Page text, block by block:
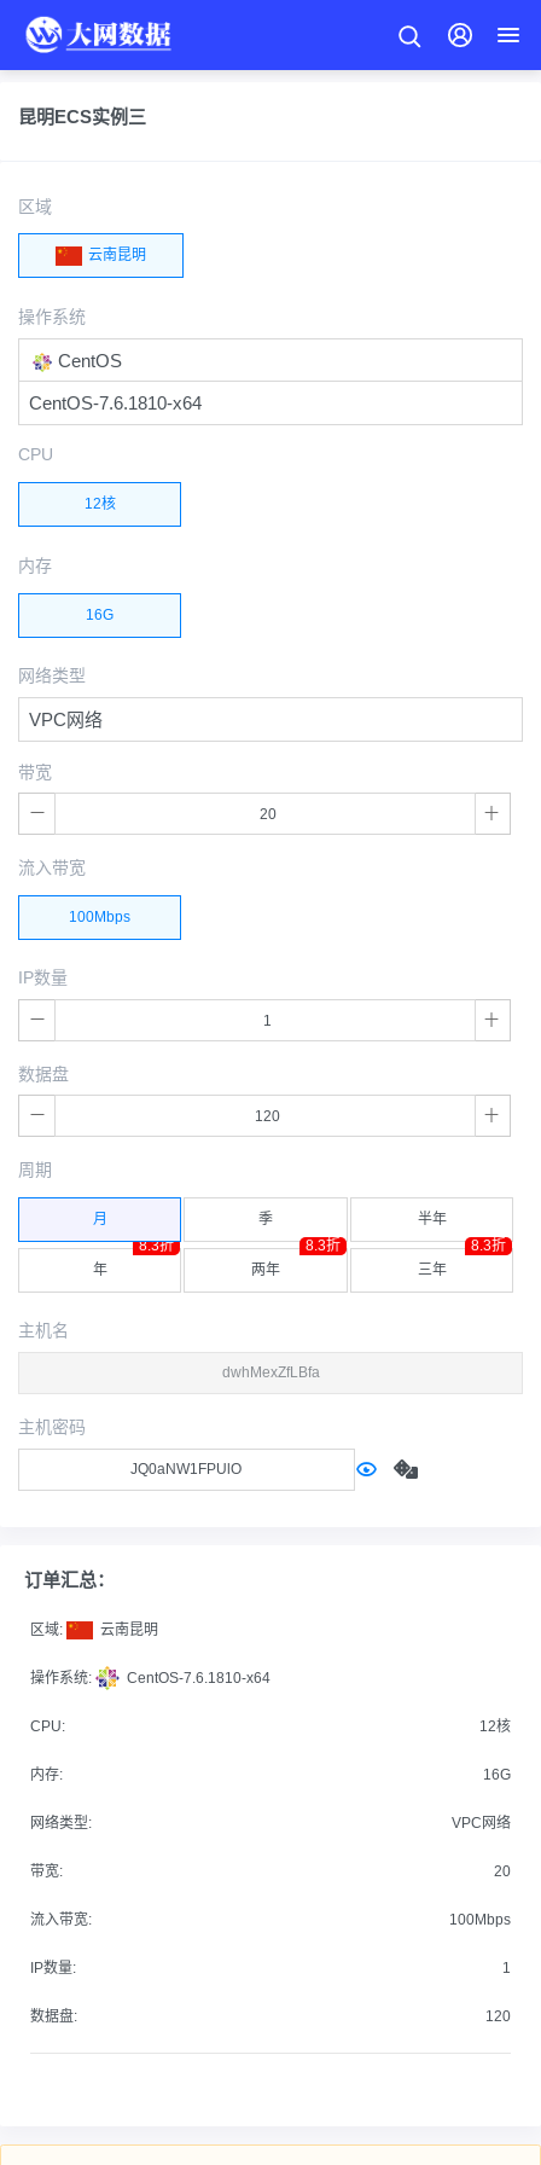
昆明ECS实例三
区域
云南昆明
操作系统
CentOS
CentOS-7.6.1810-x64
CPU
12核
内存
16G
网络类型
VPC网络
带宽
流入带宽
100Mbps
IP数量
数据盘
周期
月 季 半年
年
8.3折
两年
8.3折
三年
8.3折
主机名
主机密码
订单汇总：
区域: 云南昆明
操作系统: CentOS-7.6.1810-x64
CPU: 12核
内存: 16G
网络类型: VPC网络
带宽: 20
流入带宽: 100Mbps
IP数量: 1
数据盘: 120